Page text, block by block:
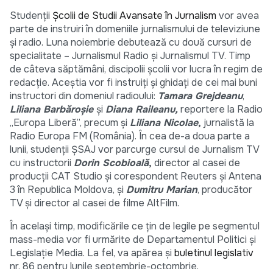
Studenții Școlii de Studii Avansate în Jurnalism vor avea
parte de instruiri în domeniile jurnalismului de televiziune
și radio. Luna noiembrie debutează cu două cursuri de
specialitate – Jurnalismul Radio și Jurnalismul TV. Timp
de câteva săptămâni, discipolii școlii vor lucra în regim de
redacție. Aceștia vor fi instruiți și ghidați de cei mai buni
instructori din domeniul radioului: Tamara Grejdeanu,
Liliana Barbăroșie și Diana Raileanu,reportere la Radio
„Europa Liberă”, precum și Liliana Nicolae, jurnalistă la
Radio Europa FM (România). În cea de-a doua parte a
lunii, studenții ȘSAJ vor parcurge cursul de Jurnalism TV
cu instructorii Dorin Scobioală, director al casei de
producții CAT Studio și corespondent Reuters și Antena
3 în Republica Moldova, și Dumitru Marian, producător
TV și director al casei de filme AltFilm.
În același timp, modificările ce țin de legile pe segmentul
mass-media vor fi urmărite de Departamentul Politici și
Legislație Media. La fel, va apărea și buletinul legislativ
nr. 86 pentru lunile septembrie-octombrie.